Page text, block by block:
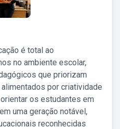
é total ao
no ambiente escolar,
que priorizam
por criatividade
os estudantes em
uma geração notável,
reconhecidas